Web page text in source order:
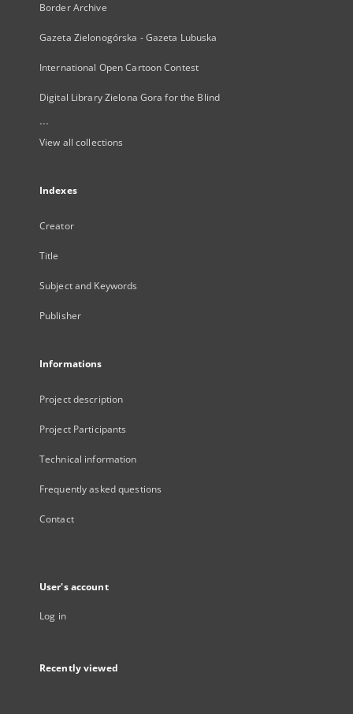
Border Archive
Gazeta Zielonogórska - Gazeta Lubuska
International Open Cartoon Contest
Digital Library Zielona Gora for the Blind
...
View all collections
Indexes
Creator
Title
Subject and Keywords
Publisher
Informations
Project description
Project Participants
Technical information
Frequently asked questions
Contact
User's account
Log in
Recently viewed